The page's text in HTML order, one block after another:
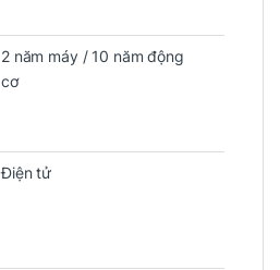
2 năm máy / 10 năm động
cơ
Điện tử